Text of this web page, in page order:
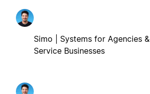
Simo | Systems for Agencies &
Service Businesses